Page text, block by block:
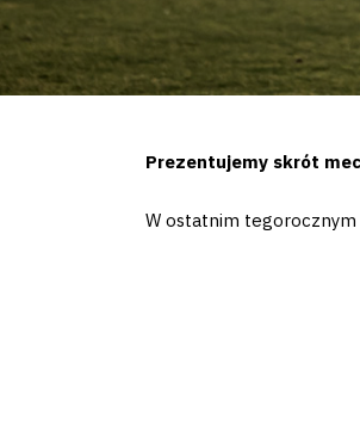
Prezentujemy skrót
W ostatnim